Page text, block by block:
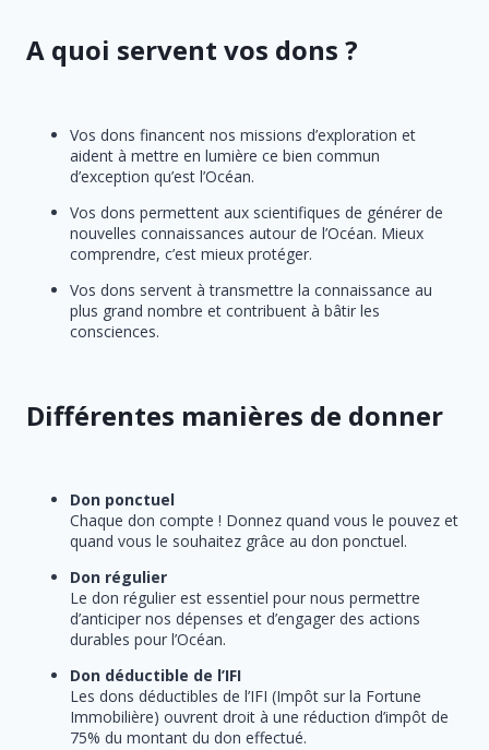
A quoi servent vos dons ?
Vos dons financent nos missions d’exploration et
aident à mettre en lumière ce bien commun
d’exception qu’est l’Océan.
Vos dons permettent aux scientifiques de générer de
nouvelles connaissances autour de l’Océan. Mieux
comprendre, c’est mieux protéger.
Vos dons servent à transmettre la connaissance au
plus grand nombre et contribuent à bâtir les
consciences.
Différentes manières de donner
Don ponctuel
Chaque don compte ! Donnez quand vous le pouvez et
quand vous le souhaitez grâce au don ponctuel.
Don régulier
Le don régulier est essentiel pour nous permettre
d’anticiper nos dépenses et d’engager des actions
durables pour l’Océan.
Don déductible de l’IFI
Les dons déductibles de l’IFI (Impôt sur la Fortune
Immobilière) ouvrent droit à une réduction d’impôt de
75% du montant du don effectué.